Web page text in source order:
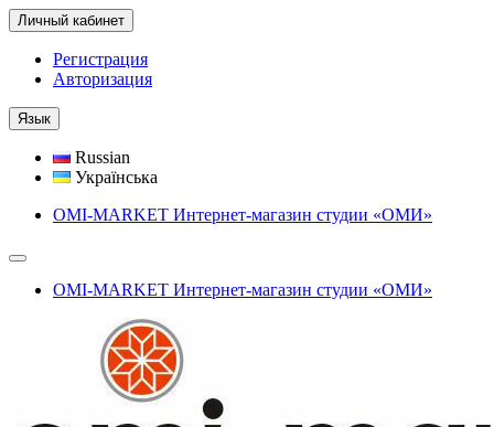
Личный кабинет
Регистрация
Авторизация
Язык
Russian
Українська
OMI-MARKET Интернет-магазин студии «ОМИ»
OMI-MARKET Интернет-магазин студии «ОМИ»